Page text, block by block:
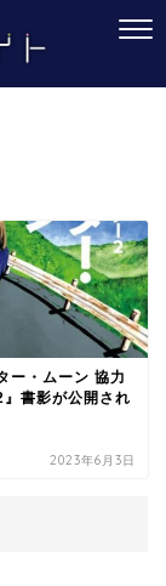
ー・ムーン 協力
書影が公開され
2023年6月3日